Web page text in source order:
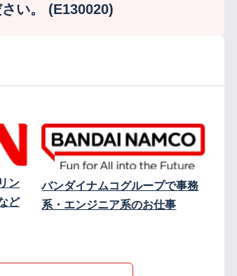
い。 (E130020)
ン
ど
バンダイナムコグループで事務
系・エンジニア系のお仕事